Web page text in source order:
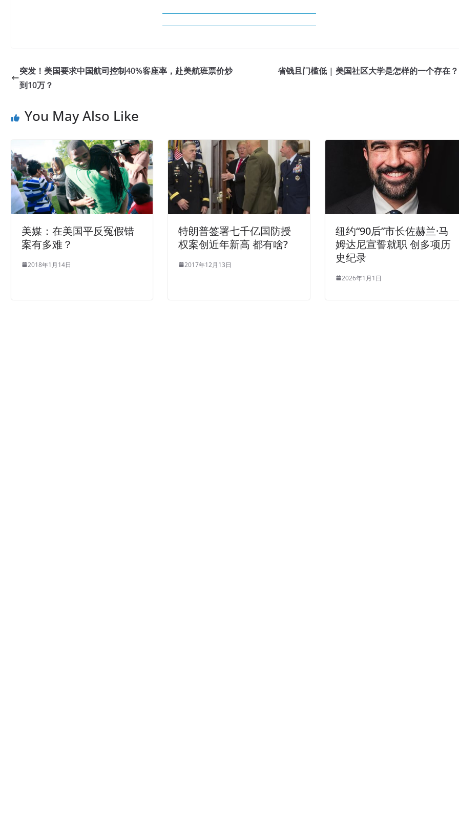
突发！美国要求中国航司控制40%客座率，赴美航班票价炒
到10万？
省钱且门槛低 | 美国社区大学是怎样的一个存在？
You May Also Like
美媒：在美国平反冤假错
案有多难？
2018年1月14日
特朗普签署七千亿国防授
权案创近年新高 都有啥?
2017年12月13日
纽约“90后”市长佐赫兰·马
姆达尼宣誓就职 创多项历
史纪录
2026年1月1日